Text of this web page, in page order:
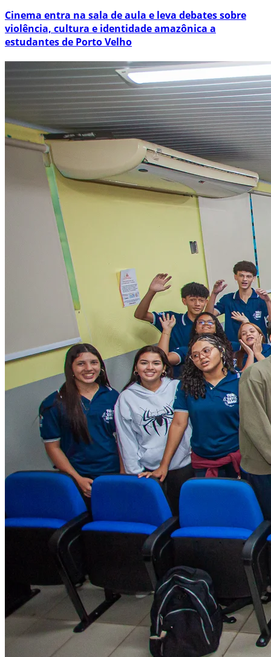
Cinema entra na sala de aula e leva debates sobre
violência, cultura e identidade amazônica a
estudantes de Porto Velho